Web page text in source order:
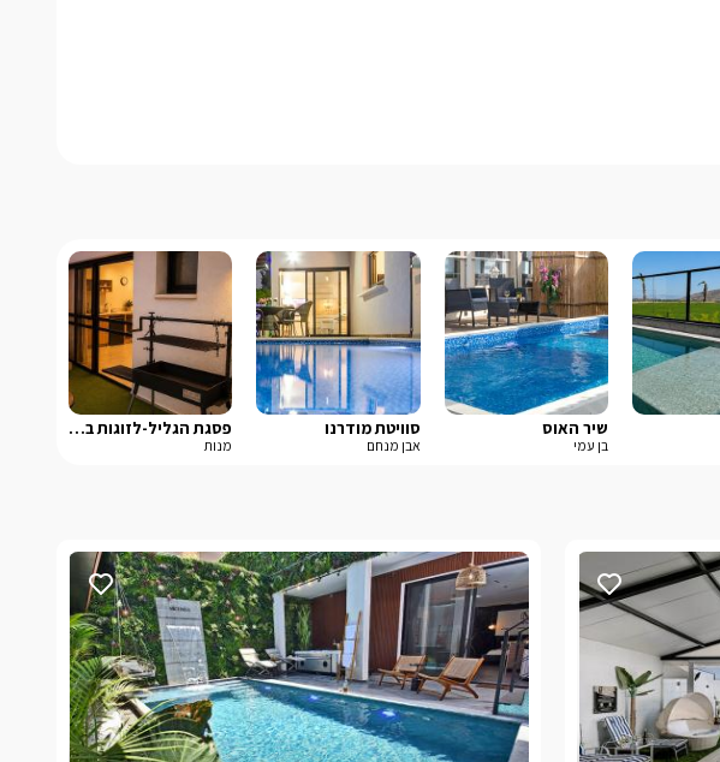
שיר האוס
בן עמי
סוויטת מודרנו
אבן מנחם
פסגת הגליל-לזוגות בלבד
מנות